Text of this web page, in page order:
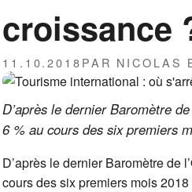
croissance
11.10.2018PAR NICOLAS
D’après le dernier Baromètre
6 % au cours des six premiers
D’après le dernier Baromètre de
cours des six premiers mois